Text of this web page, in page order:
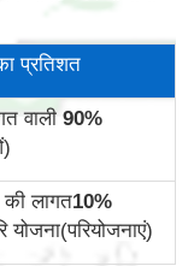
प्रतिशत
वाली 90%
लागत10%
योजना(परियोजनाएं)